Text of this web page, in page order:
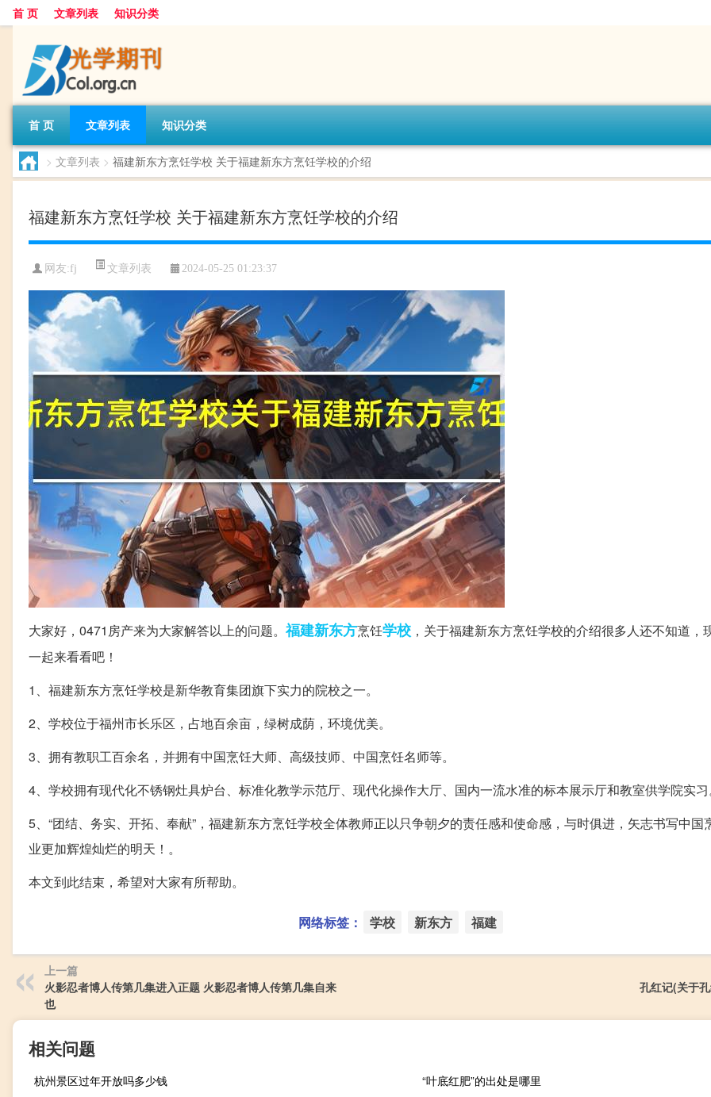
首 页 文章列表 知识分类
首 页 文章列表 知识分类
> 文章列表 > 福建新东方烹饪学校 关于福建新东方烹饪学校的介绍
福建新东方烹饪学校 关于福建新东方烹饪学校的介绍
网友:fj 文章列表 2024-05-25 01:23:37
大家好，0471房产来为大家解答以上的问题。 福建新东方烹饪学校 ，关于福建新东方烹饪学校的介绍很多人还不知道，
一起来看看吧！
1、福建新东方烹饪学校是新华教育集团旗下实力的院校之一。
2、学校位于福州市长乐区，占地百余亩，绿树成荫，环境优美。
3、拥有教职工百余名，并拥有中国烹饪大师、高级技师、中国烹饪名师等。
4、学校拥有现代化不锈钢灶具炉台、标准化教学示范厅、现代化操作大厅、国内一流水准的标本展示厅和教室供学院实
5、“团结、务实、开拓、奉献”，福建新东方烹饪学校全体教师正以只争朝夕的责任感和使命感，与时俱进，矢志书写中国
业更加辉煌灿烂的明天！。
本文到此结束，希望对大家有所帮助。
网络标签： 学校 新东方 福建
上一篇
火影忍者博人传第几集进入正题 火影忍者博人传第几集自来
也
孔红记(关于
相关问题
杭州景区过年开放吗多少钱
“叶底红肥”的出处是哪里